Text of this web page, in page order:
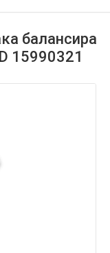
балансира
15990321